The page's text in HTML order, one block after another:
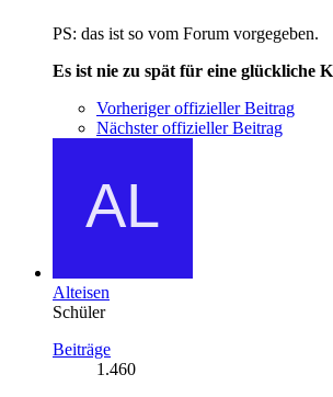
PS: das ist so vom Forum vorgegeben.
Es ist nie zu spät für eine glückliche
Vorheriger offizieller Beitrag
Nächster offizieller Beitrag
Alteisen
Schüler
Beiträge
1.460